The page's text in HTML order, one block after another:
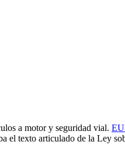
a motor y seguridad vial.
el texto articulado de la